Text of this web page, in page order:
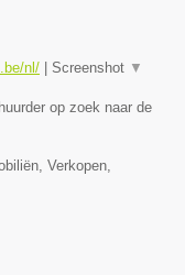
nl/ Screenshot ▼
op zoek naar de
Verkopen,